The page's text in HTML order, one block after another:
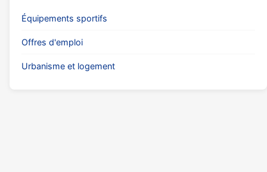
Équipements sportifs
Offres d'emploi
Urbanisme et logement